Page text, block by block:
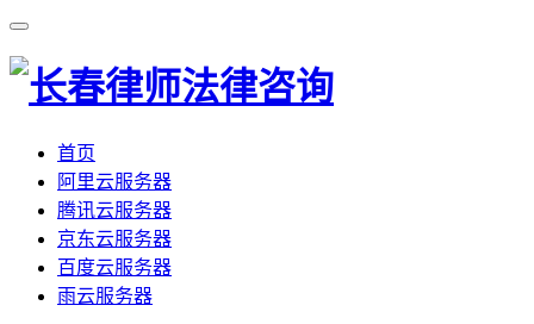
首页
阿里云服务器
腾讯云服务器
京东云服务器
百度云服务器
雨云服务器